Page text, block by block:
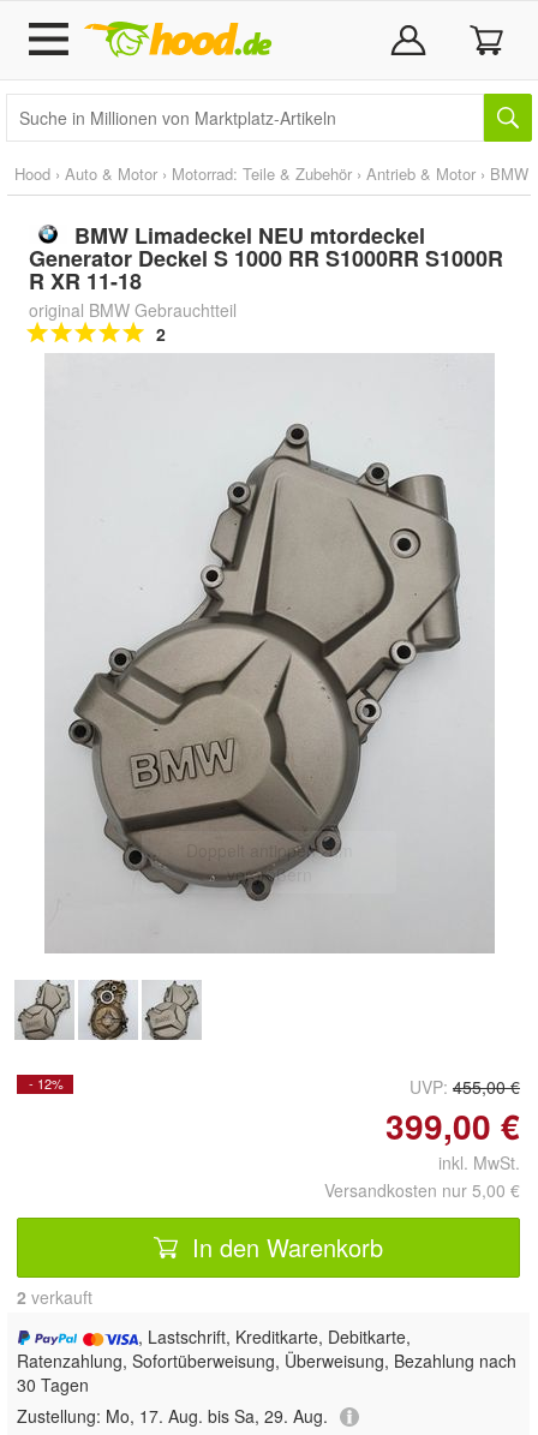
Hood › Auto & Motor › Motorrad: Teile & Zubehör › Antrieb & Motor › BMW
BMW Limadeckel NEU mtordeckel
Generator Deckel S 1000 RR S1000RR S1000R
R XR 11-18
original BMW Gebrauchtteil
2
Doppelt antippen zum
vergrößern
- 12% UVP: 455,00 €
399,00 €
inkl. MwSt.
Versandkosten nur 5,00 €
In den Warenkorb
2 verkauft
, Lastschrift, Kreditkarte, Debitkarte,
Ratenzahlung, Sofortüberweisung, Überweisung, Bezahlung nach
30 Tagen
Zustellung: Mo, 17. Aug. bis Sa, 29. Aug.